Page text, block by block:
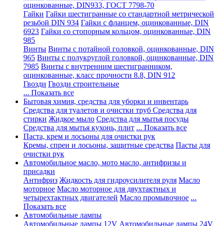
оцинкованные, DIN933, ГОСТ 7798-70
Гайки Гайки шестигранные со стандартной метрической
резьбой DIN 934 Гайки с фланцем, оцинкованные, DIN
6923 Гайки со стопорным кольцом, оцинкованные, DIN
985
Винты Винты с потайной головкой, оцинкованные, DIN
965 Винты с полукруглой головкой, оцинкованные, DIN
7985 Винты с внутренним шестигранником,
оцинкованные, класс прочности 8.8, DIN 912
Гвозди Гвозди строительные
... Показать все
Бытовая химия, средства для уборки и инвентарь
Средства для туалетов и очистки труб Средства для
стирки Жидкое мыло Средства для мытья посуды
Средства для мытья кухонь, плит ... Показать все
Паста, крем и лосьоны для очистки рук
Кремы, спреи и лосьоны, защитные средства Пасты для
очистки рук
Автомобильное масло, мото масло, антифризы и
присадки
Антифриз Жидкость для гидроусилителя руля Масло
моторное Масло моторное для двухтактных и
четырехтактных двигателей Масло промывочное ...
Показать все
Автомобильные лампы
Автомобильные лампы 12V Автомобильные лампы 24V